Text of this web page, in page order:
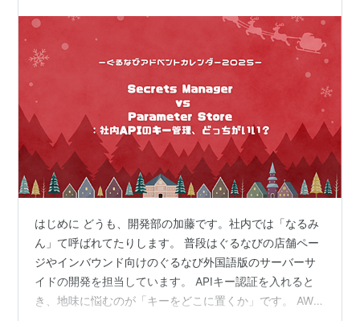
はじめに どうも、開発部の加藤です。社内では「なるみ
ん」て呼ばれてたりします。 普段はぐるなびの店舗ペー
ジやインバウンド向けのぐるなび外国語版のサーバーサ
イドの開発を担当しています。 APIキー認証を入れると
き、地味に悩むのが「キーをどこに置くか」です。 AWS